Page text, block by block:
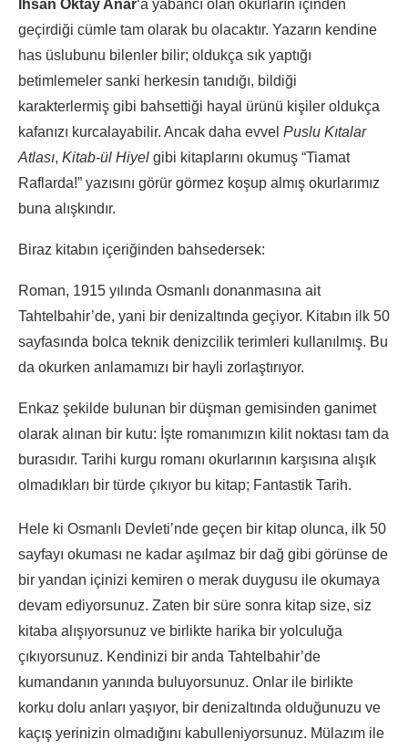
İhsan Oktay Anar‘a yabancı olan okurların içinden
geçirdiği cümle tam olarak bu olacaktır. Yazarın kendine
has üslubunu bilenler bilir; oldukça sık yaptığı
betimlemeler sanki herkesin tanıdığı, bildiği
karakterlermiş gibi bahsettiği hayal ürünü kişiler oldukça
kafanızı kurcalayabilir. Ancak daha evvel Puslu Kıtalar
Atlası, Kitab-ül Hiyel gibi kitaplarını okumuş “Tiamat
Raflarda!” yazısını görür görmez koşup almış okurlarımız
buna alışkındır.
Biraz kitabın içeriğinden bahsedersek:
Roman, 1915 yılında Osmanlı donanmasına ait
Tahtelbahir’de, yani bir denizaltında geçiyor. Kitabın ilk 50
sayfasında bolca teknik denizcilik terimleri kullanılmış. Bu
da okurken anlamamızı bir hayli zorlaştırıyor.
Enkaz şekilde bulunan bir düşman gemisinden ganimet
olarak alınan bir kutu: İşte romanımızın kilit noktası tam da
burasıdır. Tarihi kurgu romanı okurlarının karşısına alışık
olmadıkları bir türde çıkıyor bu kitap; Fantastik Tarih.
Hele ki Osmanlı Devleti’nde geçen bir kitap olunca, ilk 50
sayfayı okuması ne kadar aşılmaz bir dağ gibi görünse de
bir yandan içinizi kemiren o merak duygusu ile okumaya
devam ediyorsunuz. Zaten bir süre sonra kitap size, siz
kitaba alışıyorsunuz ve birlikte harika bir yolculuğa
çıkıyorsunuz. Kendinizi bir anda Tahtelbahir’de
kumandanın yanında buluyorsunuz. Onlar ile birlikte
korku dolu anları yaşıyor, bir denizaltında olduğunuzu ve
kaçış yerinizin olmadığını kabulleniyorsunuz. Mülazım ile